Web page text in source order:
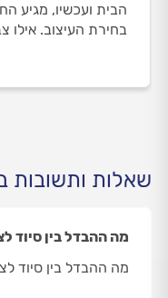
הבית ועכשיו, מגיע
בחירת העיצוב. אילו
שאלות ותשובות
מה ההבדל בין סיוד
מה ההבדל בין סיוד